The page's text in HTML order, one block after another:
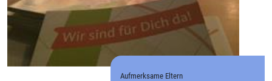
Aufmerksame Eltern